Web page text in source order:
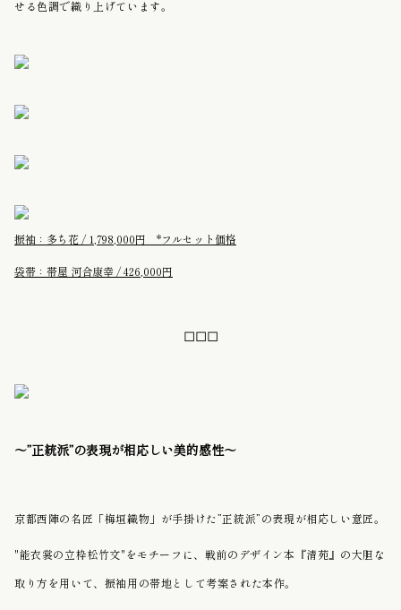
せる色調で織り上げています。
振袖：多ち花 / 1,798,000円 *フルセット価格
袋帯：帯屋 河合康幸 / 426,000円
◻︎◻︎◻︎
〜”正統派”の表現が相応しい美的感性〜
京都西陣の名匠「梅垣織物」が手掛けた”正統派”の表現が相応しい意匠。
"能衣裳の立枠松竹文"をモチーフに、戦前のデザイン本『清苑』の大胆な
取り方を用いて、振袖用の帯地として考案された本作。